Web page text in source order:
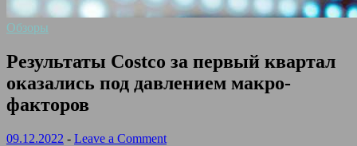
Обзоры
Результаты Costco за первый квартал
оказались под давлением макро-
факторов
09.12.2022 - Leave a Comment